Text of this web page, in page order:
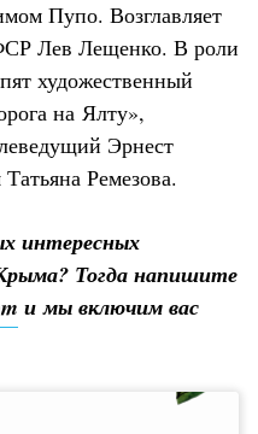
Пупо. Возглавляет
Лев Лещенко. В роли
художественный
на Ялту»,
Эрнест
Ремезова.
интересных
Тогда напишите
и мы включим вас